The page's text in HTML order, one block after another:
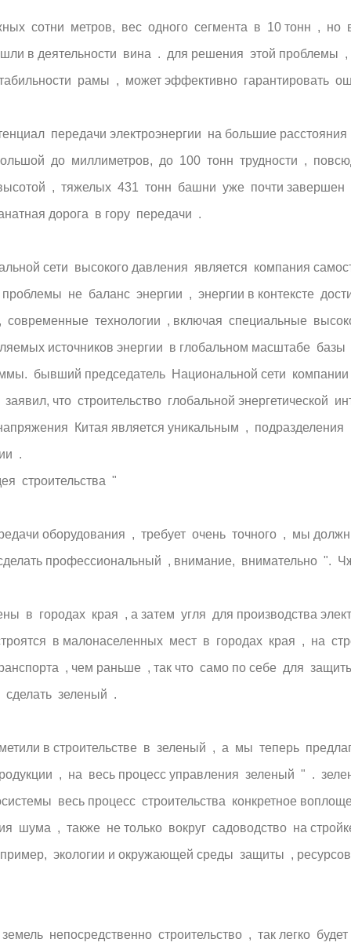
сотни метров, вес одного сегмента в 10 тонн , но
в деятельности вина . для решения этой проблемы ,
рамы , может эффективно гарантировать
передачи электроэнергии на большие
до миллиметров, до 100 тонн трудности ,
, тяжелых 431 тонн башни уже почти завершен ,
дорога в гору передачи .
сети высокого давления является компания
не баланс энергии , энергии в контексте
технологии , включая специальные
источников энергии в глобальном масштабе базы
бывший председатель Национальной сети
что строительство глобальной энергетической
Китая является уникальным ,
.
строительства "
оборудования , требует очень точного , мы
профессиональный , внимание, внимательно ".
в городах края , а затем угля для производства
в малонаселенных мест в городах края , на
, чем раньше , так что само по себе для
сделать зеленый .
в строительстве в зеленый , а мы теперь
, на весь процесс управления зеленый " .
весь процесс строительства конкретное
шума , также не только вокруг садоводство на
экологии и окружающей среды защиты ,
непосредственно строительство , так легко